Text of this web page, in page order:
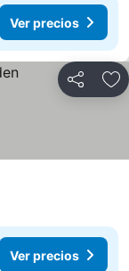
Ver precios
Compartir
Ver precios